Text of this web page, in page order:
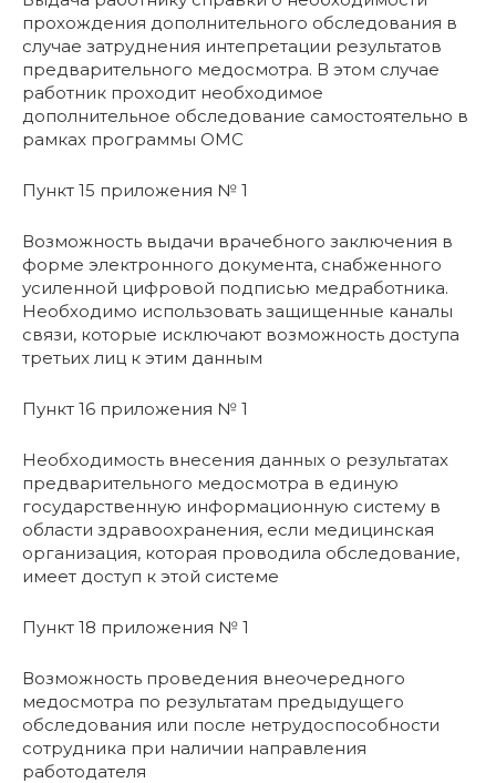
прохождения дополнительного обследования в
случае затруднения интепретации результатов
предварительного медосмотра. В этом случае
работник проходит необходимое
дополнительное обследование самостоятельно в
рамках программы ОМС
Пункт 15 приложения № 1
Возможность выдачи врачебного заключения в
форме электронного документа, снабженного
усиленной цифровой подписью медработника.
Необходимо использовать защищенные каналы
связи, которые исключают возможность доступа
третьих лиц к этим данным
Пункт 16 приложения № 1
Необходимость внесения данных о результатах
предварительного медосмотра в единую
государственную информационную систему в
области здравоохранения, если медицинская
организация, которая проводила обследование,
имеет доступ к этой системе
Пункт 18 приложения № 1
Возможность проведения внеочередного
медосмотра по результатам предыдущего
обследования или после нетрудоспособности
сотрудника при наличии направления
работодателя